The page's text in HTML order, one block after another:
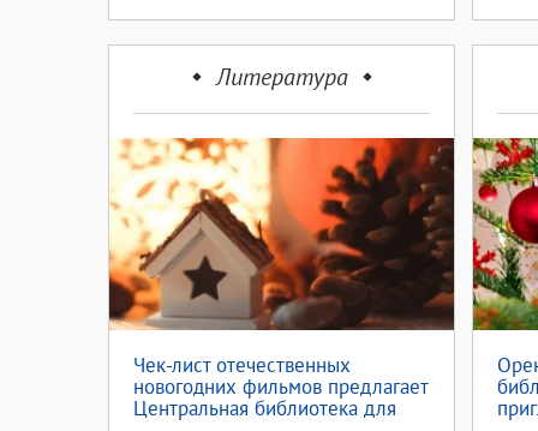
Литература
Чек-лист отечественных
новогодних фильмов предлагает
Центральная библиотека для